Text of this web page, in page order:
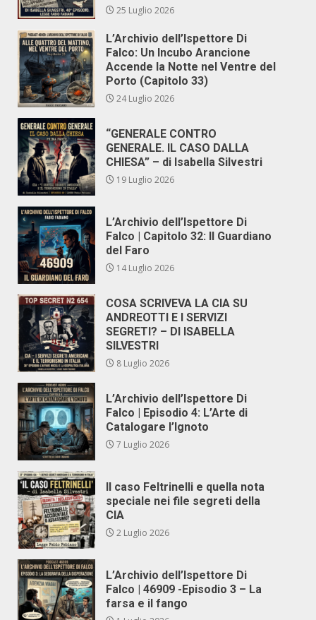
25 Luglio 2026
L’Archivio dell’Ispettore Di
Falco: Un Incubo Arancione
Accende la Notte nel Ventre del
Porto (Capitolo 33)
24 Luglio 2026
“GENERALE CONTRO
GENERALE. IL CASO DALLA
CHIESA” – di Isabella Silvestri
19 Luglio 2026
L’Archivio dell’Ispettore Di
Falco | Capitolo 32: Il Guardiano
del Faro
14 Luglio 2026
COSA SCRIVEVA LA CIA SU
ANDREOTTI E I SERVIZI
SEGRETI? – DI ISABELLA
SILVESTRI
8 Luglio 2026
L’Archivio dell’Ispettore Di
Falco | Episodio 4: L’Arte di
Catalogare l’Ignoto
7 Luglio 2026
Il caso Feltrinelli e quella nota
speciale nei file segreti della
CIA
2 Luglio 2026
L’Archivio dell’Ispettore Di
Falco | 46909 -Episodio 3 – La
farsa e il fango